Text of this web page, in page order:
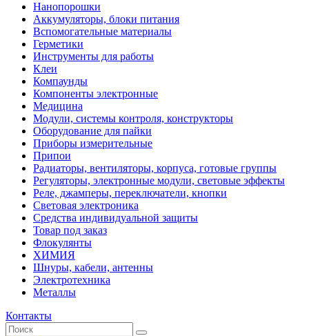
Нанопорошки
Аккумуляторы, блоки питания
Вспомогательные материалы
Герметики
Инструменты для работы
Клеи
Компаунды
Компоненты электронные
Медицина
Модули, системы контроля, конструкторы
Оборудование для пайки
Приборы измерительные
Припои
Радиаторы, вентиляторы, корпуса, готовые группы
Регуляторы, электронные модули, световые эффекты
Реле, джамперы, переключатели, кнопки
Световая электроника
Средства индивидуальной защиты
Товар под заказ
Флокулянты
ХИМИЯ
Шнуры, кабели, антенны
Электротехника
Металлы
Контакты